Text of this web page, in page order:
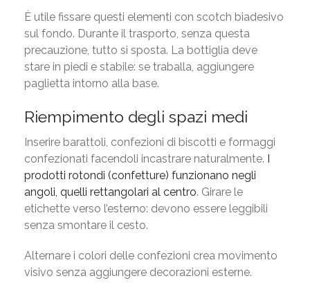
È utile fissare questi elementi con scotch biadesivo
sul fondo. Durante il trasporto, senza questa
precauzione, tutto si sposta. La bottiglia deve
stare in piedi e stabile: se traballa, aggiungere
paglietta intorno alla base.
Riempimento degli spazi medi
Inserire barattoli, confezioni di biscotti e formaggi
confezionati facendoli incastrare naturalmente.
prodotti rotondi (confetture) funzionano negli
angoli, quelli rettangolari al centro. Girare le
etichette verso l’esterno: devono essere leggibili
senza smontare il cesto.
Alternare i colori delle confezioni crea movimento
visivo senza aggiungere decorazioni esterne.